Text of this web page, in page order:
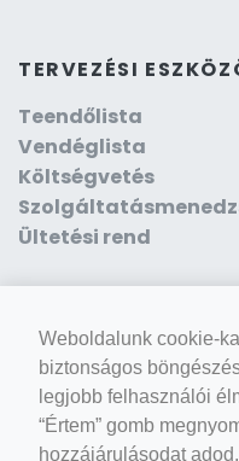
Weboldalunk cookie-
biztonságos
legjobb felhasználói
“Értem” gomb
hozzájárulásodat
TERVEZÉSI
Teendőlista
Vendéglista
Költségvetés
Ültetési rend